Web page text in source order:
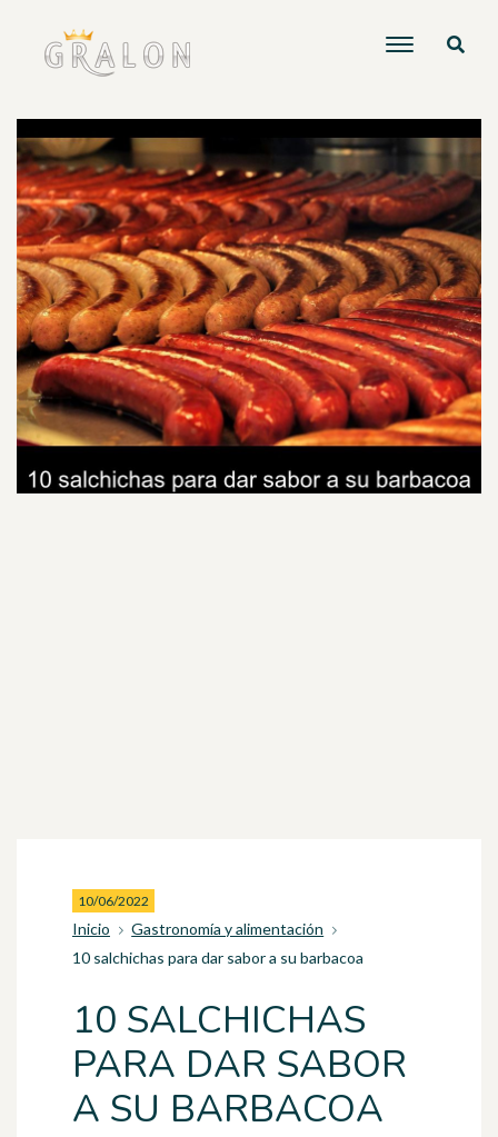
10/06/2022
Inicio
Gastronomía y alimentación
10 salchichas para dar sabor a su barbacoa
10 SALCHICHAS
PARA DAR SABOR
A SU BARBACOA